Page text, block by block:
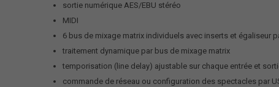
sortie numérique AES/EBU stéréo
MIDI
6 bus de mixage matrix individuels avec inserts et égaliseur
traitement dynamique par bus de mixage matrix
temporisation (line delay) ajustable sur chaque entrée et
commande de réseau ou configuration des spectacles par